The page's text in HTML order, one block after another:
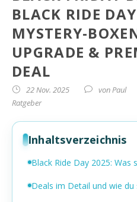
BLACK RIDE
MYSTERY-
UPGRADE &
DEAL
22 Nov. 2025 von Paul
Ratgeber
Inhaltsverzeichnis
Black Ride Day 2025: Was
Deals im Detail und wie du